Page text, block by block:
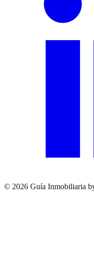
© 2026 Guía Inmobiliaria